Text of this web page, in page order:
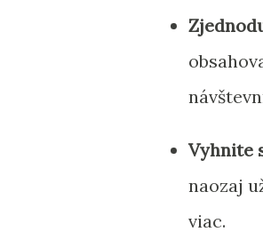
Vyhnite
naozaj
viac.